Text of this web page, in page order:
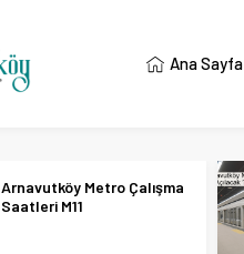
Ana Sayfa
Arnavutköy Metro Çalışma
Saatleri M11